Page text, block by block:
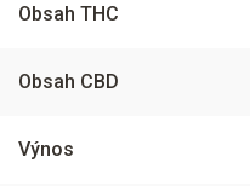
Obsah THC
Obsah CBD
Výnos